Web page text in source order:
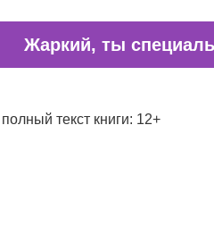
Жаркий, ты
текст книги: 12+